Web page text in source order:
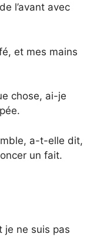
l’avant avec
et mes mains
chose, ai-je
a-t-elle dit,
un fait.
je ne suis pas